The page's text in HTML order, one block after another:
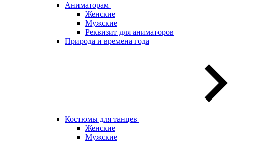
Аниматорам
Женские
Мужские
Реквизит для аниматоров
Природа и времена года
Костюмы для танцев
Женские
Мужские